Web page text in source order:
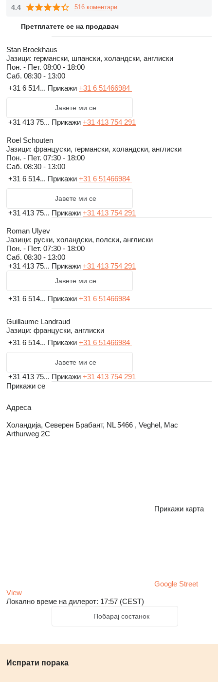
To see our current stock you can visit our website
We are glad to welcome you as a customer!
4.4 516 коментари
Претплатете се на продавач
Stan Broekhaus
Јазици: германски, шпански, холандски, англиски
Пон. - Пет. 08:00 - 18:00
Саб. 08:30 - 13:00
+31 6 514... Прикажи +31 6 51466984
Јавете ми се
+31 413 75... Прикажи +31 413 754 291
Roel Schouten
Јазици: француски, германски, холандски, англиски
Пон. - Пет. 07:30 - 18:00
Саб. 08:30 - 13:00
+31 6 514... Прикажи +31 6 51466984
Јавете ми се
+31 413 75... Прикажи +31 413 754 291
Roman Ulyev
Јазици: руски, холандски, полски, англиски
Пон. - Пет. 07:30 - 18:00
Саб. 08:30 - 13:00
+31 413 75... Прикажи +31 413 754 291
Јавете ми се
+31 6 514... Прикажи +31 6 51466984
Guillaume Landraud
Јазици: француски, англиски
+31 6 514... Прикажи +31 6 51466984
Јавете ми се
+31 413 75... Прикажи +31 413 754 291
Прикажи се
Адреса
Холандија, Северен Брабант, NL 5466 , Veghel, Mac
Arthurweg 2C
Прикажи карта
Google Street
View
Локално време на дилерот: 17:57 (CEST)
Побарај состанок
Испрати порака